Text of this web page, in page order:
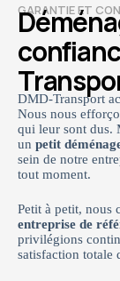
GARANTIE ET
DMD-Transport
Nous nous
qui leur sont dus.
un petit
sein de notre
tout moment.
Petit à petit, nous
entreprise de
privilégions
satisfaction totale